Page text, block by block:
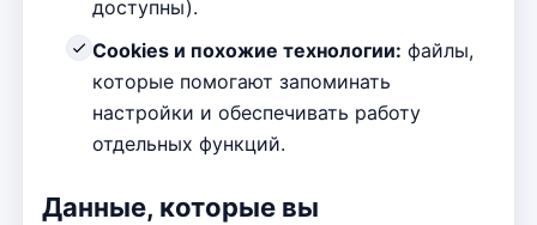
доступны).
Cookies и похожие технологии: файлы,
которые помогают запоминать
настройки и обеспечивать работу
отдельных функций.
Данные, которые вы